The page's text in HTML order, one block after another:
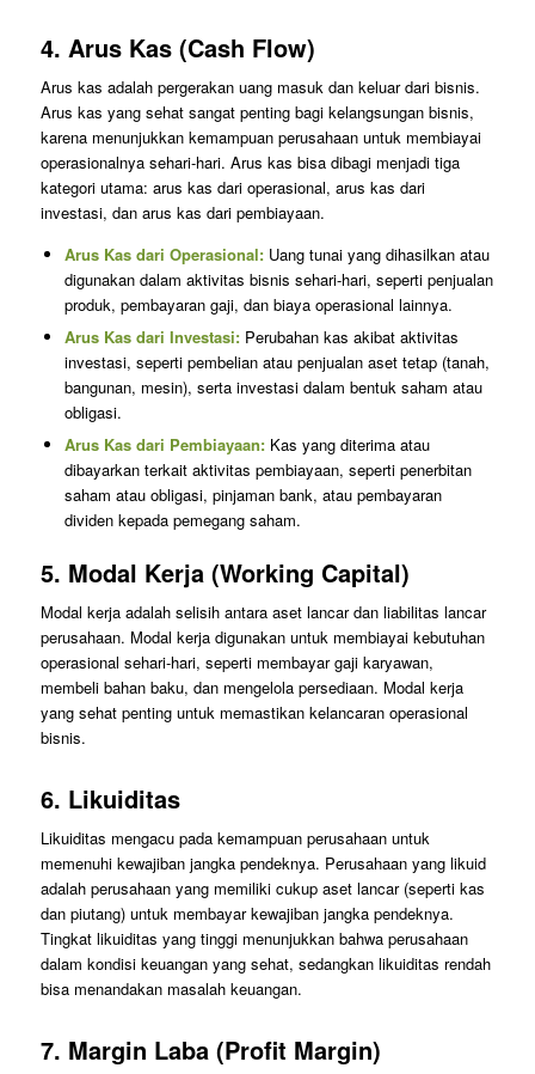
4. Arus Kas (Cash Flow)
Arus kas adalah pergerakan uang masuk dan keluar dari bisnis.
Arus kas yang sehat sangat penting bagi kelangsungan bisnis,
karena menunjukkan kemampuan perusahaan untuk membiayai
operasionalnya sehari-hari. Arus kas bisa dibagi menjadi tiga
kategori utama: arus kas dari operasional, arus kas dari
investasi, dan arus kas dari pembiayaan.
Arus Kas dari Operasional:Uang tunai yang dihasilkan atau
digunakan dalam aktivitas bisnis sehari-hari, seperti penjualan
produk, pembayaran gaji, dan biaya operasional lainnya.
Arus Kas dari Investasi:Perubahan kas akibat aktivitas
investasi, seperti pembelian atau penjualan aset tetap (tanah,
bangunan, mesin), serta investasi dalam bentuk saham atau
obligasi.
Arus Kas dari Pembiayaan:Kas yang diterima atau
dibayarkan terkait aktivitas pembiayaan, seperti penerbitan
saham atau obligasi, pinjaman bank, atau pembayaran
dividen kepada pemegang saham.
5. Modal Kerja (Working Capital)
Modal kerja adalah selisih antara aset lancar dan liabilitas lancar
perusahaan. Modal kerja digunakan untuk membiayai kebutuhan
operasional sehari-hari, seperti membayar gaji karyawan,
membeli bahan baku, dan mengelola persediaan. Modal kerja
yang sehat penting untuk memastikan kelancaran operasional
bisnis.
6. Likuiditas
Likuiditas mengacu pada kemampuan perusahaan untuk
memenuhi kewajiban jangka pendeknya. Perusahaan yang likuid
adalah perusahaan yang memiliki cukup aset lancar (seperti kas
dan piutang) untuk membayar kewajiban jangka pendeknya.
Tingkat likuiditas yang tinggi menunjukkan bahwa perusahaan
dalam kondisi keuangan yang sehat, sedangkan likuiditas rendah
bisa menandakan masalah keuangan.
7. Margin Laba (Profit Margin)